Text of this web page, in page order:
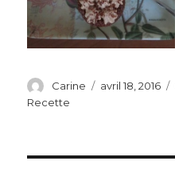
Auteur
Carine
Publié
avril 18, 2016
Recette